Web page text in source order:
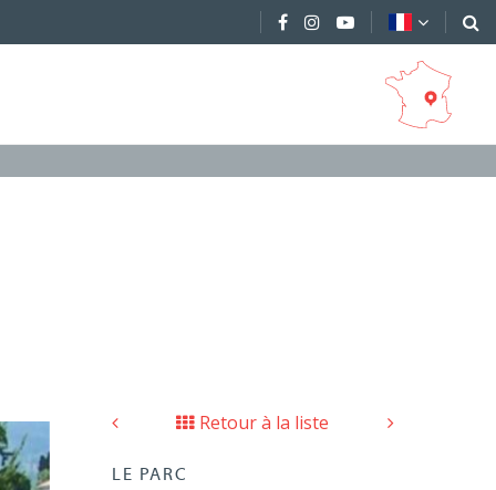
Retour à la liste
LE PARC